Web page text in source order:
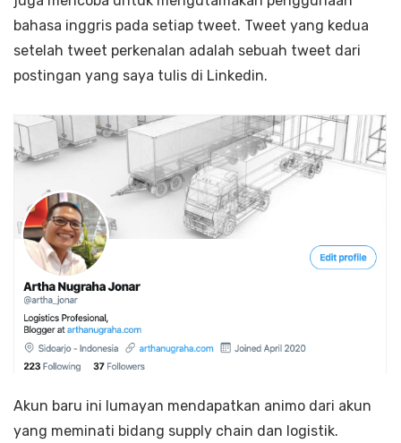
bahasa inggris pada setiap tweet. Tweet yang kedua
setelah tweet perkenalan adalah sebuah tweet dari
postingan yang saya tulis di Linkedin.
Akun baru ini lumayan mendapatkan animo dari akun
yang meminati bidang supply chain dan logistik.